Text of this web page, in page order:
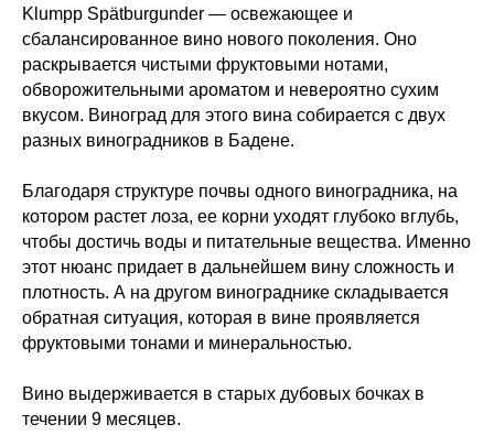
Klumpp Spätburgunder — освежающее и
сбалансированное вино нового поколения. Оно
раскрывается чистыми фруктовыми нотами,
обворожительными ароматом и невероятно сухим
вкусом. Виноград для этого вина собирается с двух
разных виноградников в Бадене.
Благодаря структуре почвы одного виноградника, на
котором растет лоза, ее корни уходят глубоко вглубь,
чтобы достичь воды и питательные вещества. Именно
этот нюанс придает в дальнейшем вину сложность и
плотность. А на другом винограднике складывается
обратная ситуация, которая в вине проявляется
фруктовыми тонами и минеральностью.
Вино выдерживается в старых дубовых бочках в
течении 9 месяцев.